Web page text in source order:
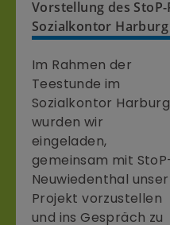
Vorstellung des
Sozialkontor Harburg
Im Rahmen der
Teestunde im
Sozialkontor Harburg
wurden wir
eingeladen,
gemeinsam mit
Neuwiedenthal unser
Projekt vorzustellen
und ins Gespräch zu